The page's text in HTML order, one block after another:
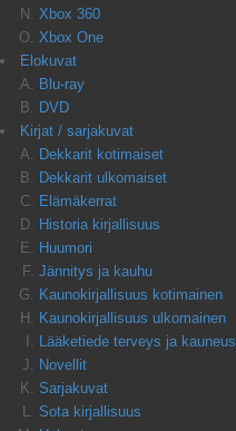
Xbox 360
Xbox One
Elokuvat
Blu-ray
DVD
Kirjat / sarjakuvat
Dekkarit kotimaiset
Dekkarit ulkomaiset
Elämäkerrat
Historia kirjallisuus
Huumori
Jännitys ja kauhu
Kaunokirjallisuus kotimainen
Kaunokirjallisuus ulkomainen
Lääketiede terveys ja kauneus
Novellit
Sarjakuvat
Sota kirjallisuus